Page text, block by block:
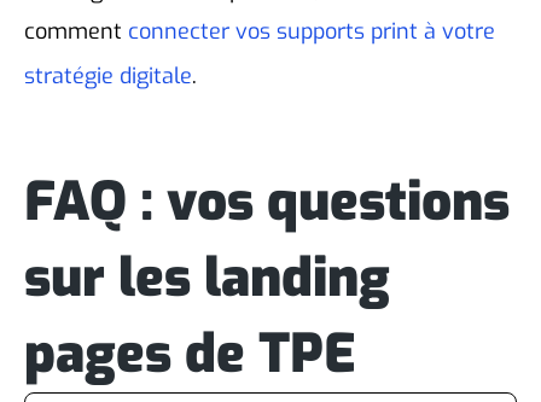
comment connecter vos supports print à votre
stratégie digitale.
FAQ : vos questions
sur les landing
pages de TPE